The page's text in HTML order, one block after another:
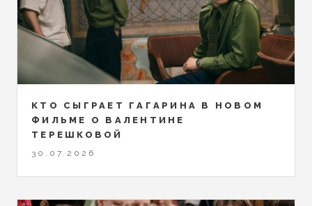
КТО СЫГРАЕТ ГАГАРИНА В НОВОМ
ФИЛЬМЕ О ВАЛЕНТИНЕ
ТЕРЕШКОВОЙ
30.07.2026